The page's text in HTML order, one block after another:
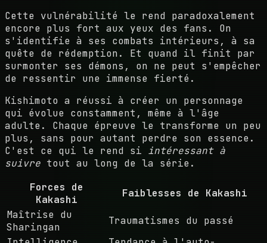
Cette vulnérabilité le rend paradoxalement
encore plus fort aux yeux des fans. On
s'identifie à ses combats intérieurs, à sa
quête de rédemption. Et quand il finit par
surmonter ses démons, on ne peut s'empêcher
de ressentir une immense fierté.
Kishimoto a réussi à créer un personnage
qui évolue constamment, même à l'âge
adulte. Chaque épreuve le transforme un peu
plus, sans pour autant perdre son essence.
C'est ce qui le rend si intéressant à
suivre tout au long de la série.
Forces de
Kakashi
Faiblesses de Kakashi
Maîtrise du
Sharingan
Traumatismes du passé